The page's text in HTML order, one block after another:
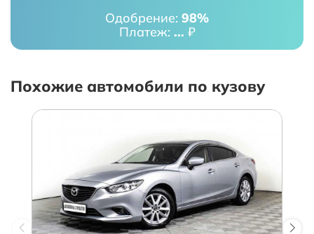
Одобрение: 98%
Платеж: ... ₽
Похожие автомобили по кузову